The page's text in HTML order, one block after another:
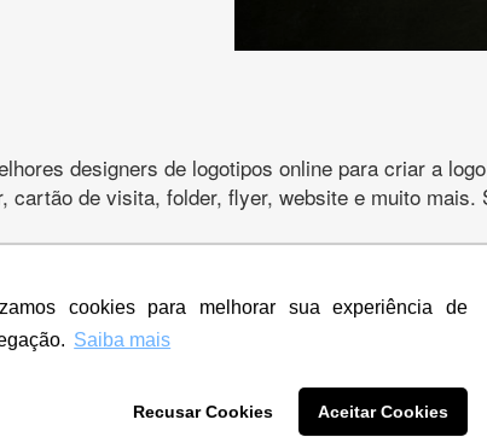
cookies para melhorar sua experiência de
Saiba mais
Recusar Cookies Aceitar Cookies
designers de logotipos online para criar a
cartão de visita, folder, flyer, website e muito
CRIE SUA MARCA
* Prometemos não compartilhar e utilizar seus dados para enviar
qualquer tipo de SPAM. Confira asPolíticas de Privacidade.